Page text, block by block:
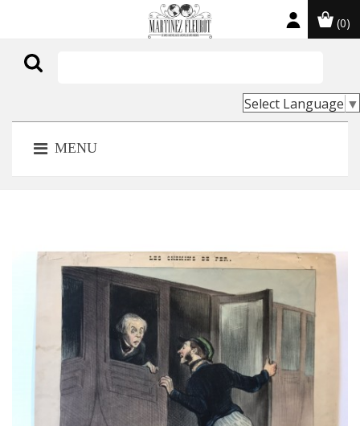
(0)
Select Language ▼
MENU